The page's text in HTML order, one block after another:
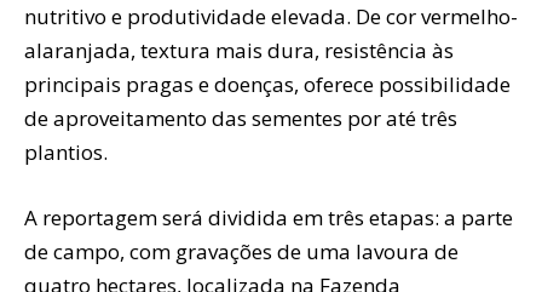
nutritivo e produtividade elevada. De cor vermelho-
alaranjada, textura mais dura, resistência às
principais pragas e doenças, oferece possibilidade
de aproveitamento das sementes por até três
plantios.
A reportagem será dividida em três etapas: a parte
de campo, com gravações de uma lavoura de
quatro hectares, localizada na Fazenda